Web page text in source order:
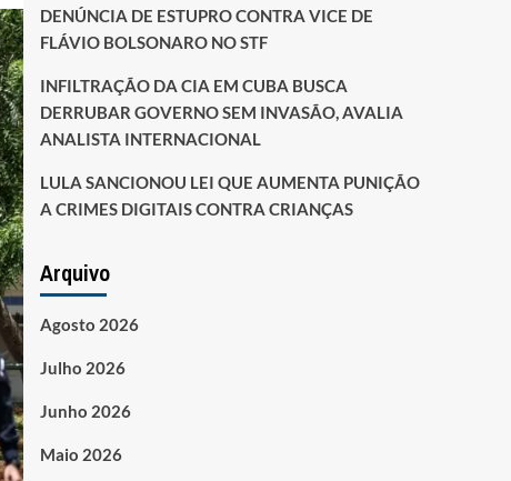
DENÚNCIA DE ESTUPRO CONTRA VICE DE
FLÁVIO BOLSONARO NO STF
INFILTRAÇÃO DA CIA EM CUBA BUSCA
DERRUBAR GOVERNO SEM INVASÃO, AVALIA
ANALISTA INTERNACIONAL
LULA SANCIONOU LEI QUE AUMENTA PUNIÇÃO
A CRIMES DIGITAIS CONTRA CRIANÇAS
Arquivo
Agosto 2026
Julho 2026
Junho 2026
Maio 2026